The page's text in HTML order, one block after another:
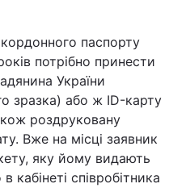
паспорту
потрібно принести
України
зразка) або ж ID-карту
роздруковану
Вже на місці заявник
яку йому видають
кабінеті співробітника